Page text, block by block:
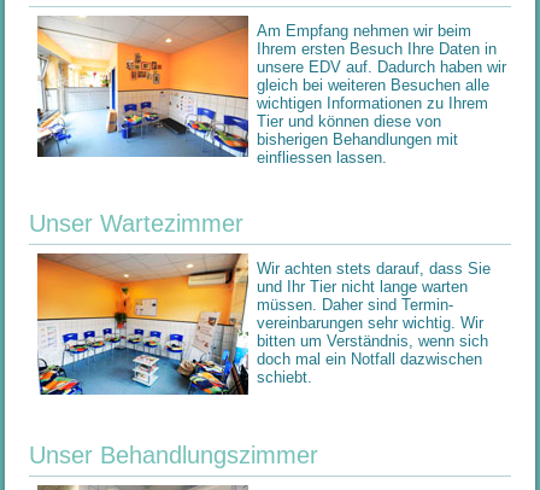
Am Empfang nehmen wir beim
Ihrem ersten Besuch Ihre Daten in
unsere EDV auf. Dadurch haben wir
gleich bei weiteren Besuchen alle
wichtigen Informationen zu Ihrem
Tier und können diese von
bisherigen Behandlungen mit
einfliessen lassen.
Unser Wartezimmer
Wir achten stets darauf, dass Sie
und Ihr Tier nicht lange warten
müssen. Daher sind Termin-
vereinbarungen sehr wichtig. Wir
bitten um Verständnis, wenn sich
doch mal ein Notfall dazwischen
schiebt.
Unser Behandlungszimmer